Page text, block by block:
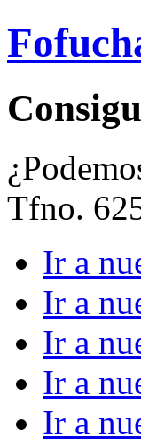
¿
Tfno.
Ir a
Ir a
Ir a
Ir a
Ir a